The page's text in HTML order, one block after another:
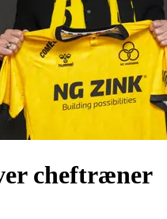
cheftræner